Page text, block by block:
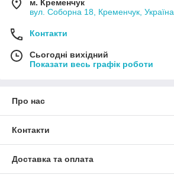
м. Кременчук
вул. Соборна 18, Кременчук, Україна
Контакти
Сьогодні вихідний
Показати весь графік роботи
Про нас
Контакти
Доставка та оплата